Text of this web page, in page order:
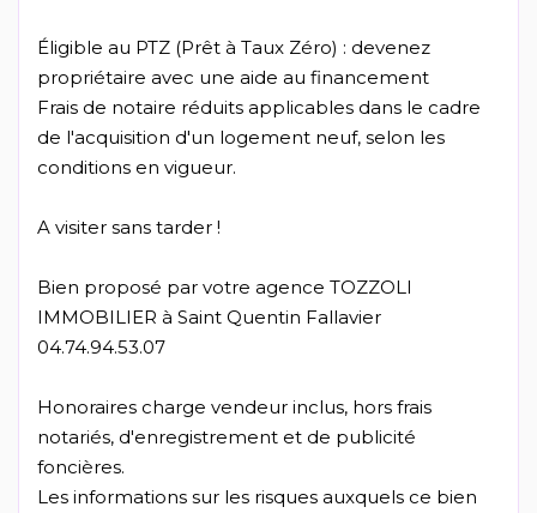
Éligible au PTZ (Prêt à Taux Zéro) : devenez
propriétaire avec une aide au financement
Frais de notaire réduits applicables dans le cadre
de l'acquisition d'un logement neuf, selon les
conditions en vigueur.
A visiter sans tarder !
Bien proposé par votre agence TOZZOLI
IMMOBILIER à Saint Quentin Fallavier
04.74.94.53.07
Honoraires charge vendeur inclus, hors frais
notariés, d'enregistrement et de publicité
foncières.
Les informations sur les risques auxquels ce bien